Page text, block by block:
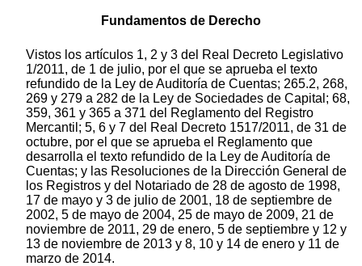
Fundamentos de Derecho
Vistos los artículos 1, 2 y 3 del Real Decreto Legislativo
1/2011, de 1 de julio, por el que se aprueba el texto
refundido de la Ley de Auditoría de Cuentas; 265.2, 268,
269 y 279 a 282 de la Ley de Sociedades de Capital; 68,
359, 361 y 365 a 371 del Reglamento del Registro
Mercantil; 5, 6 y 7 del Real Decreto 1517/2011, de 31 de
octubre, por el que se aprueba el Reglamento que
desarrolla el texto refundido de la Ley de Auditoría de
Cuentas; y las Resoluciones de la Dirección General de
los Registros y del Notariado de 28 de agosto de 1998,
17 de mayo y 3 de julio de 2001, 18 de septiembre de
2002, 5 de mayo de 2004, 25 de mayo de 2009, 21 de
noviembre de 2011, 29 de enero, 5 de septiembre y 12 y
13 de noviembre de 2013 y 8, 10 y 14 de enero y 11 de
marzo de 2014.